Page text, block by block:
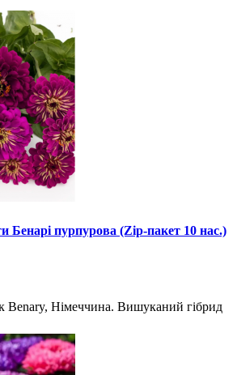
Бенарі пурпурова (Zip-пакет 10 нас.)
Benary, Німеччина. Вишуканий гібрид